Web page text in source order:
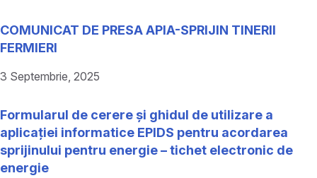
COMUNICAT DE PRESA APIA-SPRIJIN TINERII
FERMIERI
3 Septembrie, 2025
Formularul de cerere și ghidul de utilizare a
aplicației informatice EPIDS pentru acordarea
sprijinului pentru energie – tichet electronic de
energie